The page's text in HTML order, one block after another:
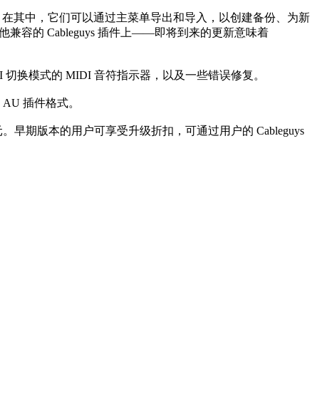
其中，它们可以通过主菜单导出和导入，以创建备份、为新
兼容的 Cableguys 插件上——即将到来的更新意味着
换模式的 MIDI 音符指示器，以及一些错误修复。
插件格式。
早期版本的用户可享受升级折扣，可通过用户的 Cableguys